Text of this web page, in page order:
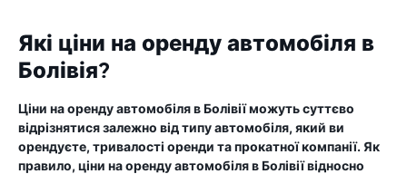
Які ціни на оренду автомобіля в
Болівія?
Ціни на оренду автомобіля в Болівії можуть суттєво
відрізнятися залежно від типу автомобіля, який ви
орендуєте, тривалості оренди та прокатної компанії. Як
правило, ціни на оренду автомобіля в Болівії відносно